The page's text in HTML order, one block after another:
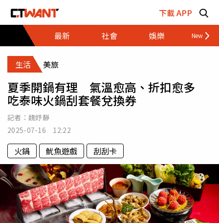
下載 APP
最新
社會 娛樂 財經
生活 美旅
夏季開鍋有理 氣溫愈高、折扣愈多
吃泰味火鍋刮套餐兌換券
記者： 魏妤靜
2025-07-16 12:22
火鍋 魷魚遊戲 刮刮卡